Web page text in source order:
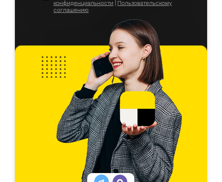
конфиденциальности
Пользовательскому
соглашению